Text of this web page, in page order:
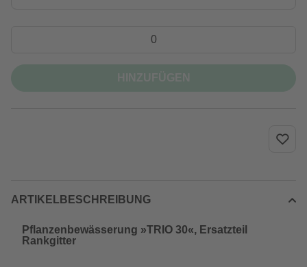
ARTIKELBESCHREIBUNG
Pflanzenbewässerung »TRIO 30«, Ersatzteil
Rankgitter